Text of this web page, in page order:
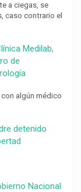
a ciegas, se
caso contrario el
Medilab,
de
algún médico
detenido
Nacional